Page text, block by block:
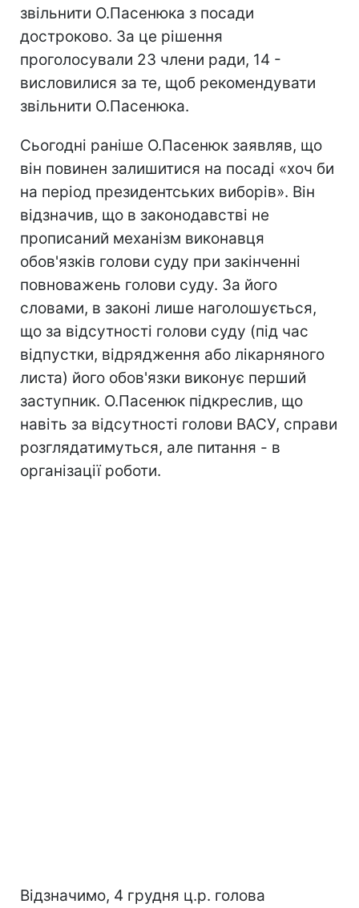
звільнити О.Пасенюка з посади
достроково. За це рішення
проголосували 23 члени ради, 14 -
висловилися за те, щоб рекомендувати
звільнити О.Пасенюка.
Сьогодні раніше О.Пасенюк заявляв, що
він повинен залишитися на посаді «хоч би
на період президентських виборів». Він
відзначив, що в законодавстві не
прописаний механізм виконавця
обов'язків голови суду при закінченні
повноважень голови суду. За його
словами, в законі лише наголошується,
що за відсутності голови суду (під час
відпустки, відрядження або лікарняного
листа) його обов'язки виконує перший
заступник. О.Пасенюк підкреслив, що
навіть за відсутності голови ВАСУ, справи
розглядатимуться, але питання - в
організації роботи.
Відзначимо, 4 грудня ц.р. голова